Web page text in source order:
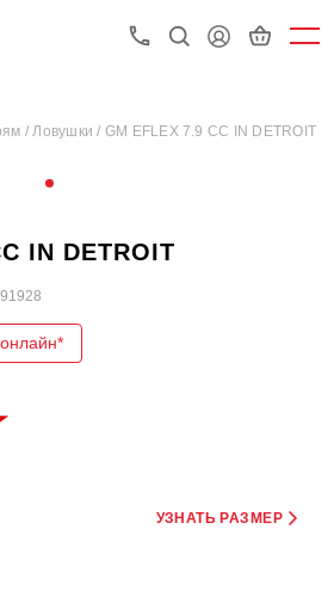
/Ловушки / GM EFLEX 7.9 CC IN DETROIT
IN DETROIT
УЗНАТЬ РАЗМЕР